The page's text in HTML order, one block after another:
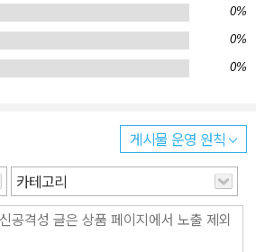
한 사진과 함께 알아볼 수 있다. 자연
륙별 지형과 동식물! 대륙별로 땅, 물, 기
을 살펴본다. 가장 높은 산, 화산, 강, 습지
힘든 동물들과 낙엽수림, 맹그로브 숲 같
로 만나는 대륙
에는 어떤 나라가 있을까? 그 지역 사람들
라, 도시, 사람, 언어 특징을 알아볼 수 있
적과 건축물, 유물, 축제, 스포츠 같은 문화
0%
0%
0%
게시물 운영 원칙
카테고리